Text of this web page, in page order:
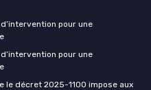
pour une
pour une
le décret 2025-1100 impose aux